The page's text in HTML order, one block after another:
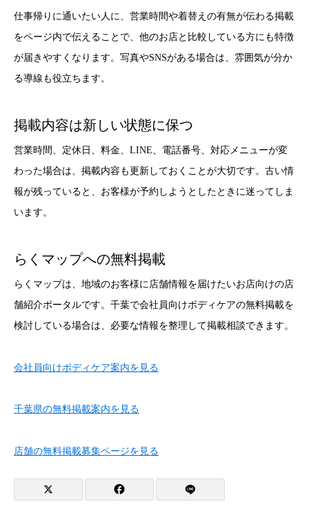
仕事帰りに通いたい人に、営業時間や着替えの有無が伝わる掲載
をページ内で伝えることで、他のお店と比較している方にも特徴
が届きやすくなります。写真やSNSがある場合は、雰囲気が分か
る導線も役立ちます。
掲載内容は新しい状態に保つ
営業時間、定休日、料金、LINE、電話番号、対応メニューが変
わった場合は、掲載内容も更新しておくことが大切です。古い情
報が残っていると、お客様が予約しようとしたときに迷ってしま
います。
らくマップへの無料掲載
らくマップは、地域のお客様に店舗情報を届けたいお店向けの店
舗紹介ポータルです。千葉で会社員向けボディケアの無料掲載を
検討している場合は、必要な情報を整理して掲載相談できます。
会社員向けボディケア案内を見る
千葉県の無料掲載案内を見る
店舗の無料掲載募集ページを見る